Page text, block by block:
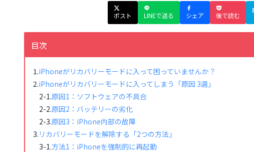
ポスト LINEで送る シェア 後で読む
目次
iPhoneがリカバリーモードに入って困っていませんか？
iPhoneがリカバリーモードに入ってしまう「原因 3選」
原因1：ソフトウェアの不具合
原因2：バッテリーの劣化
原因3：iPhone内部の故障
リカバリーモードを解除する「2つの方法」
方法1：iPhoneを強制的に再起動